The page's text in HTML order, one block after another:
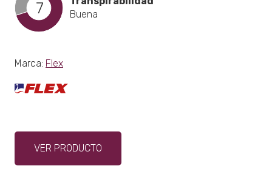
7
Buena
Marca: Flex
VER PRODUCTO
Este
tiene